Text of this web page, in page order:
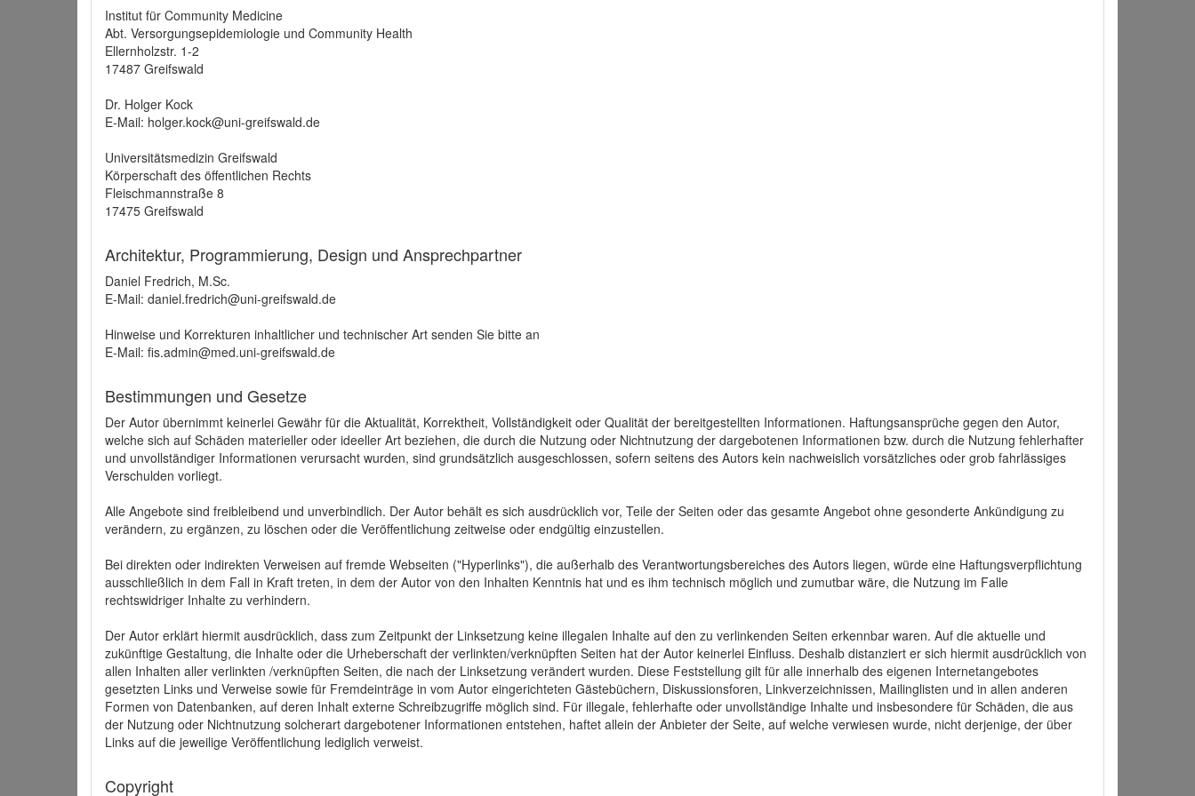
Institut für Community Medicine
Abt. Versorgungsepidemiologie und Community Health
Ellernholzstr. 1-2
17487 Greifswald
Dr. Holger Kock
E-Mail: holger.kock@uni-greifswald.de
Universitätsmedizin Greifswald
Körperschaft des öffentlichen Rechts
Fleischmannstraße 8
17475 Greifswald
Architektur, Programmierung, Design und Ansprechpartner
Daniel Fredrich, M.Sc.
E-Mail: daniel.fredrich@uni-greifswald.de
Hinweise und Korrekturen inhaltlicher und technischer Art senden Sie bitte an
E-Mail: fis.admin@med.uni-greifswald.de
Bestimmungen und Gesetze
Der Autor übernimmt keinerlei Gewähr für die Aktualität, Korrektheit, Vollständigkeit oder Qualität der bereitgestellten Informationen. Haftungsansprüche gegen den Autor,
welche sich auf Schäden materieller oder ideeller Art beziehen, die durch die Nutzung oder Nichtnutzung der dargebotenen Informationen bzw. durch die Nutzung fehlerhafter
und unvollständiger Informationen verursacht wurden, sind grundsätzlich ausgeschlossen, sofern seitens des Autors kein nachweislich vorsätzliches oder grob fahrlässiges
Verschulden vorliegt.
Alle Angebote sind freibleibend und unverbindlich. Der Autor behält es sich ausdrücklich vor, Teile der Seiten oder das gesamte Angebot ohne gesonderte Ankündigung zu
verändern, zu ergänzen, zu löschen oder die Veröffentlichung zeitweise oder endgültig einzustellen.
Bei direkten oder indirekten Verweisen auf fremde Webseiten ("Hyperlinks"), die außerhalb des Verantwortungsbereiches des Autors liegen, würde eine Haftungsverpflichtung
ausschließlich in dem Fall in Kraft treten, in dem der Autor von den Inhalten Kenntnis hat und es ihm technisch möglich und zumutbar wäre, die Nutzung im Falle
rechtswidriger Inhalte zu verhindern.
Der Autor erklärt hiermit ausdrücklich, dass zum Zeitpunkt der Linksetzung keine illegalen Inhalte auf den zu verlinkenden Seiten erkennbar waren. Auf die aktuelle und
zukünftige Gestaltung, die Inhalte oder die Urheberschaft der verlinkten/verknüpften Seiten hat der Autor keinerlei Einfluss. Deshalb distanziert er sich hiermit ausdrücklich von
allen Inhalten aller verlinkten /verknüpften Seiten, die nach der Linksetzung verändert wurden. Diese Feststellung gilt für alle innerhalb des eigenen Internetangebotes
gesetzten Links und Verweise sowie für Fremdeinträge in vom Autor eingerichteten Gästebüchern, Diskussionsforen, Linkverzeichnissen, Mailinglisten und in allen anderen
Formen von Datenbanken, auf deren Inhalt externe Schreibzugriffe möglich sind. Für illegale, fehlerhafte oder unvollständige Inhalte und insbesondere für Schäden, die aus
der Nutzung oder Nichtnutzung solcherart dargebotener Informationen entstehen, haftet allein der Anbieter der Seite, auf welche verwiesen wurde, nicht derjenige, der über
Links auf die jeweilige Veröffentlichung lediglich verweist.
Copyright